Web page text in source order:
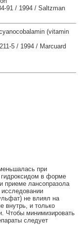
91 / 1994 / Saltzman
(vitamin
5 / 1994 / Marcuard
при
в форме
приеме лансопразола
не влиял на
внутрь, и только
Чтобы минимизировать
следует